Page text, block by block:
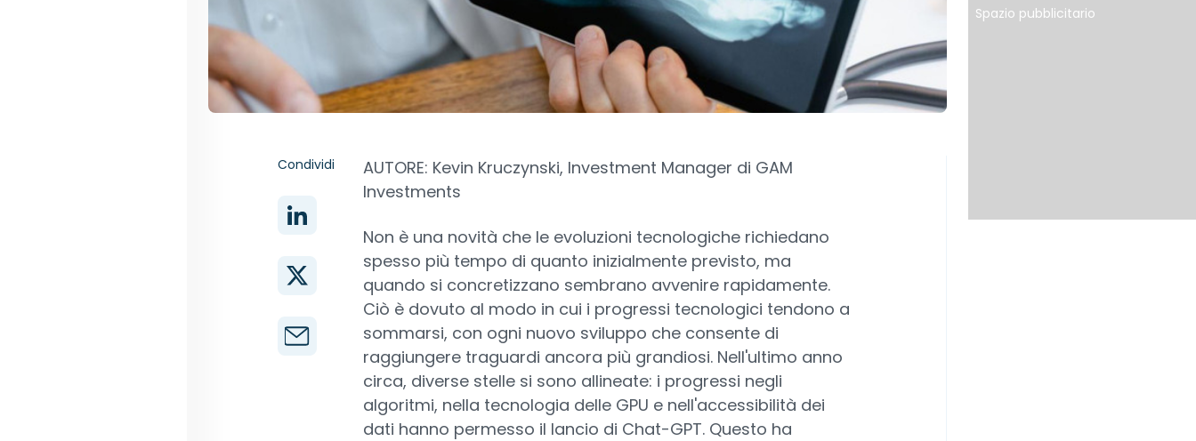
Condividi
AUTORE: Kevin Kruczynski, Investment Manager di GAM
Investments
Non è una novità che le evoluzioni tecnologiche richiedano
spesso più tempo di quanto inizialmente previsto, ma
quando si concretizzano sembrano avvenire rapidamente.
Ciò è dovuto al modo in cui i progressi tecnologici tendono a
sommarsi, con ogni nuovo sviluppo che consente di
raggiungere traguardi ancora più grandiosi. Nell'ultimo anno
circa, diverse stelle si sono allineate: i progressi negli
algoritmi, nella tecnologia delle GPU e nell'accessibilità dei
dati hanno permesso il lancio di Chat-GPT. Questo ha
Spazio pubblicitario